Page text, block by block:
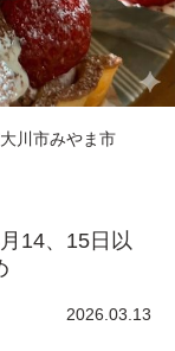
大川市みやま市
14、15日以
2026.03.13